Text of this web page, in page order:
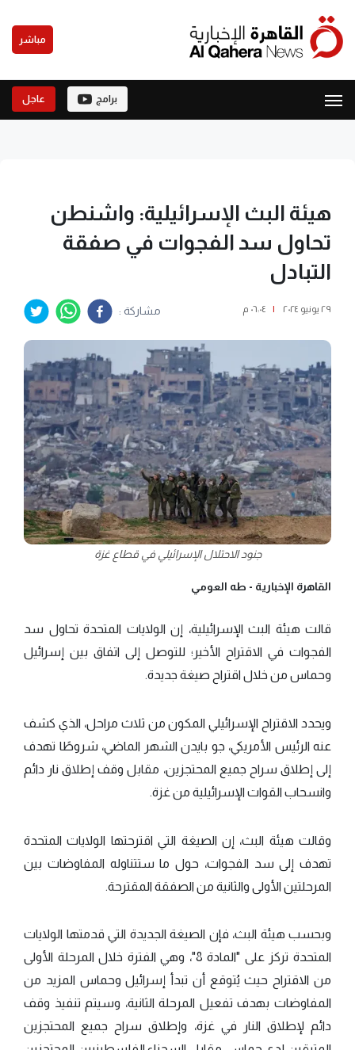
مباشر
برامج عاجل
هيئة البث الإسرائيلية: واشنطن
تحاول سد الفجوات في صفقة
التبادل
٢٩ يونيو ٢٠٢٤ | ٠٦:٠٤ م مشاركة :
جنود الاحتلال الإسرائيلي في قطاع غزة
القاهرة الإخبارية - طه العومي
قالت هيئة البث الإسرائيلية، إن الولايات المتحدة تحاول سد
الفجوات في الاقتراح الأخير؛ للتوصل إلى اتفاق بين إسرائيل
وحماس من خلال اقتراح صيغة جديدة.
ويحدد الاقتراح الإسرائيلي المكون من ثلاث مراحل، الذي كشف
عنه الرئيس الأمريكي، جو بايدن الشهر الماضي، شروطًا تهدف
إلى إطلاق سراح جميع المحتجزين، مقابل وقف إطلاق نار دائم
وانسحاب القوات الإسرائيلية من غزة.
وقالت هيئة البث، إن الصيغة التي اقترحتها الولايات المتحدة
تهدف إلى سد الفجوات، حول ما ستتناوله المفاوضات بين
المرحلتين الأولى والثانية من الصفقة المقترحة.
وبحسب هيئة البث، فإن الصيغة الجديدة التي قدمتها الولايات
المتحدة تركز على "المادة 8"، وهي الفترة خلال المرحلة الأولى
من الاقتراح حيث يُتوقع أن تبدأ إسرائيل وحماس المزيد من
المفاوضات بهدف تفعيل المرحلة الثانية، وسيتم تنفيذ وقف
دائم لإطلاق النار في غزة، وإطلاق سراح جميع المحتجزين